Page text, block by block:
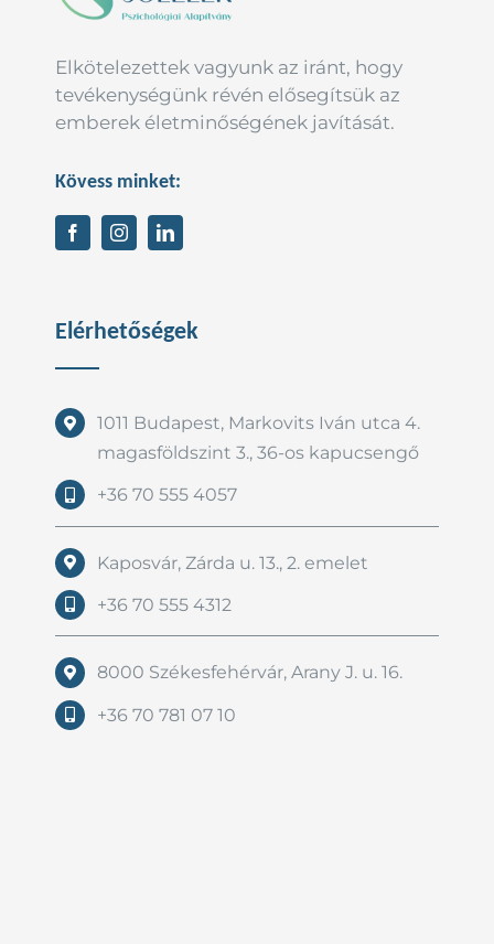
Elkötelezettek vagyunk az iránt, hogy
tevékenységünk révén elősegítsük az
emberek életminőségének javítását.
Kövess minket:
Elérhetőségek
1011 Budapest, Markovits Iván utca 4.
magasföldszint 3., 36-os kapucsengő
+36 70 555 4057
Kaposvár, Zárda u. 13., 2. emelet
+36 70 555 4312
8000 Székesfehérvár, Arany J. u. 16.
+36 70 781 07 10